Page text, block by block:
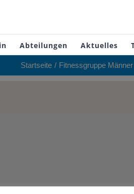
Abteilungen Aktuelles
Startseite Fitnessgruppe